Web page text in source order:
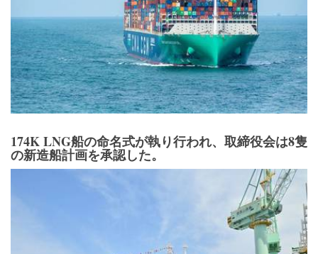
174K LNG船の命名式が執り行われ、取締役会は8隻
の新造船計画を承認した。